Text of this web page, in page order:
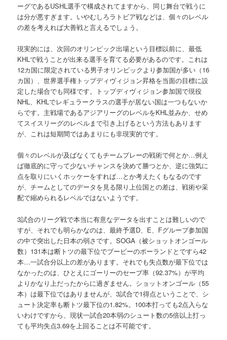
ーグであるUSHL選手で構成されてますから、同じ舞台で戦うに
は分が悪すぎます。いやむしろラトビア戦などは、個々のレベル
の差を考えれば大善戦と言えるでしょう。
現実的には、次回のオリンピック出場という目標以前に、最低
KHLで戦うことが出来る選手を育てる必要があるのです。これは
12カ国に限定されている男子オリンピックより参加国が多い（16
カ国）、世界選手権トップディヴィジョン昇格を当面の目標に設
定した場合でも同様です。トップディヴィジョン参加国で現役
NHL、KHLでレギュラークラスの選手が居ない国は一つもないか
らです。主戦場であるアジアリーグのレベルをKHL並みか、せめ
てスイスリーグのレベルまで引き上げるという方法もあります
が、これは短期間ではあまりにも非現実的です。
個々のレベルが及ばなくてもチームプレーの戦術で何とか…例え
ば徹底的に守って少ないチャンスを決めて勝つとか、逆に強気に
点を取りにいくホッケーをすれば…とか考えたくもなるのです
が、チームとしてのデータを見る限り上位国との差は、戦術や采
配で縮められるレベルではないようです。
3試合のリーグ戦で本当に有意なデータを出すことは難しいので
すが、それでも明らかなのは、最終予選D、E、Fグループ参加国
の中で突出した日本の弱さです。SOGA（被ショットオンゴール
数）131本は断トツの最下位でブービーのポーランドとですら42
本…一試合分以上の差があります。それでも失点数が最下位では
なかったのは、ひとえにゴーリーのセーブ率（92.37%）が平均
よりかなり上だったからに過ぎません。ショットオンゴール（55
本）は最下位ではありませんが、3試合で1得点ということで、シ
ュート決定率も断トツ最下位の1.82%。100本打っても2点入らな
いわけですから、現状一試合20本弱のシュート数の5倍以上打っ
ても平均失点3.69を上回ることは不可能です。